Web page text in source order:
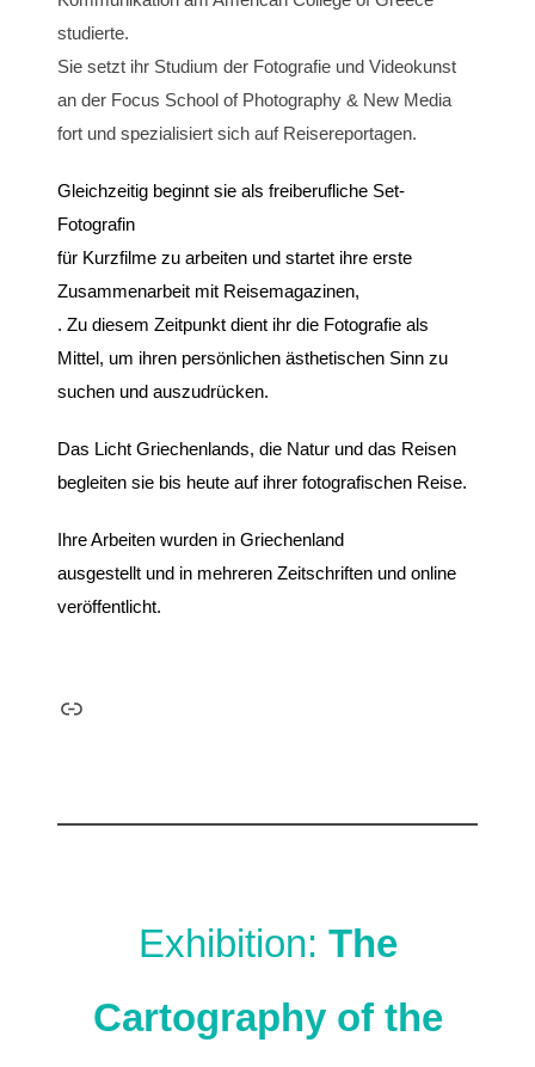
studierte.
Sie setzt ihr Studium der Fotografie und Videokunst
an der Focus School of Photography & New Media
fort und spezialisiert sich auf Reisereportagen.
Gleichzeitig beginnt sie als freiberufliche Set-
Fotografin
für Kurzfilme zu arbeiten und startet ihre erste
Zusammenarbeit mit Reisemagazinen,
. Zu diesem Zeitpunkt dient ihr die Fotografie als
Mittel, um ihren persönlichen ästhetischen Sinn zu
suchen und auszudrücken.
Das Licht Griechenlands, die Natur und das Reisen
begleiten sie bis heute auf ihrer fotografischen Reise.
Ihre Arbeiten wurden in Griechenland
ausgestellt und in mehreren Zeitschriften und online
veröffentlicht.
Link
Exhibition: The
Cartography of the